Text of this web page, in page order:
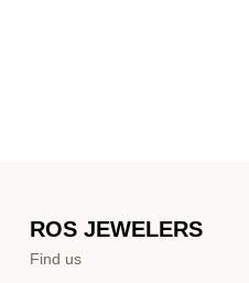
ROS JEWELERS
Find us